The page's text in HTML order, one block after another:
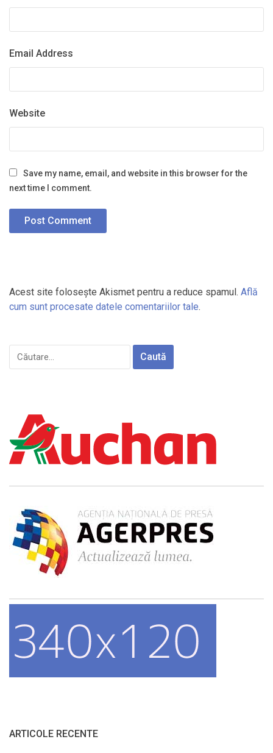
Email Address
Website
Save my name, email, and website in this browser for the
next time I comment.
Acest site folosește Akismet pentru a reduce spamul. Află
cum sunt procesate datele comentariilor tale.
Caută
ARTICOLE RECENTE